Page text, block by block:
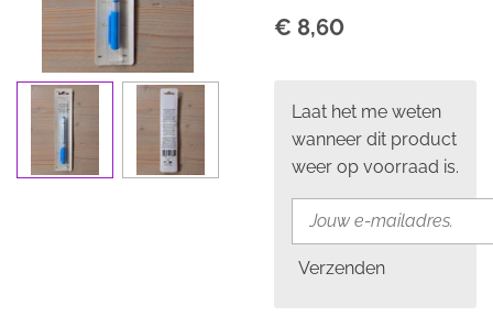
€ 8,60
Laat het me weten
wanneer dit product
weer op voorraad is.
Verzenden